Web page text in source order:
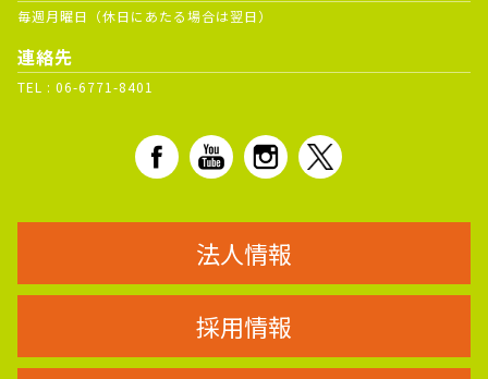
毎週月曜日（休日にあたる場合は翌日）
連絡先
TEL : 06-6771-8401
法人情報
採用情報